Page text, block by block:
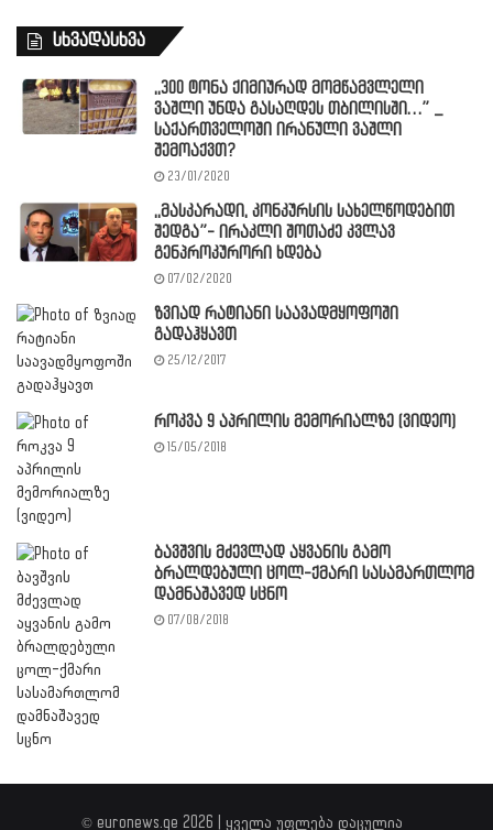
სხვადასხვა
,,300 ტონა ქიმიურად მომწამვლელი
ვაშლი უნდა გასაღდეს თბილისში…” _
საქართველოში ირანული ვაშლი
შემოაქვთ?
23/01/2020
,,მასკარადი, კონკურსის სახელწოდებით
შედგა”- ირაკლი შოთაძე კვლავ
გენპროკურორი ხდება
07/02/2020
ზვიად რატიანი საავადმყოფოში
გადაჰყავთ
25/12/2017
როკვა 9 აპრილის მემორიალზე (ვიდეო)
15/05/2018
ბავშვის მძევლად აყვანის გამო
ბრალდებული ცოლ-ქმარი სასამართლომ
დამნაშავედ სცნო
07/08/2018
© euronews.ge 2026 | ყველა უფლება დაცულია